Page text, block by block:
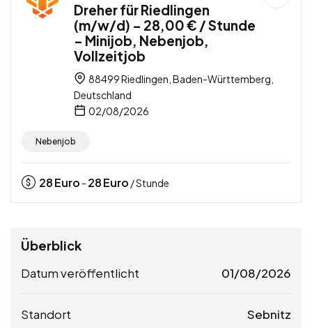
Dreher für Riedlingen
(m/w/d) – 28,00 € / Stunde
– Minijob, Nebenjob,
Vollzeitjob
88499 Riedlingen, Baden-Württemberg,
Deutschland
02/08/2026
Nebenjob
28Euro - 28Euro / Stunde
Überblick
Datum veröffentlicht 01/08/2026
Standort Sebnitz